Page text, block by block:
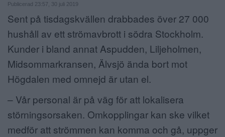
ÅSIKTER
KONTAKT
SAMARBETEN
ANNONSERA
Publicerad 23:57, 30 juli 2019
Sent på tisdagskvällen drabbades över 27 000
hushåll av ett strömavbrott i södra Stockholm.
Kunder i bland annat Aspudden, Liljeholmen,
Midsommarkransen, Älvsjö ända bort mot
Högdalen med omnejd är utan el.
– Vår personal är på väg för att lokalisera
störningsorsaken. Omkopplingar kan ske vilket
medför att strömmen kan komma och gå, uppger